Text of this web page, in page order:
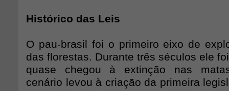
Histórico das Leis
O pau-brasil foi o primeiro eixo de
das florestas. Durante três séculos ele
quase chegou à extinção nas
cenário levou à criação da primeira